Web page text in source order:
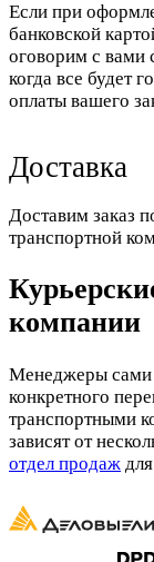
Если при
банковской
оговорим с вами
когда все будет
оплаты вашего
Доставка
Доставим заказ
транспортной
компании
Менеджеры сами
конкретного
транспортными
зависят от
отдел продаж